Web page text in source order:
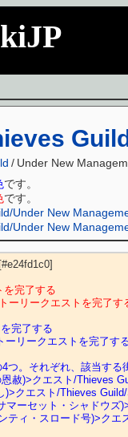
/ Under New
です。
です。
Under New
Under New
を完了する
ーリークエストを完了す
完了する
ーリークエストを完了す
つ。それぞれ、該当する
赦)>クエスト/Thieves
)>クエスト/Thieves
マーセット・シャドウ
ティ・スロード号)>ク